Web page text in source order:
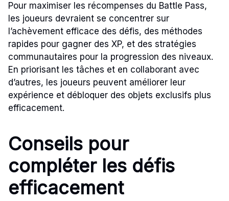
Pour maximiser les récompenses du Battle Pass,
les joueurs devraient se concentrer sur
l’achèvement efficace des défis, des méthodes
rapides pour gagner des XP, et des stratégies
communautaires pour la progression des niveaux.
En priorisant les tâches et en collaborant avec
d’autres, les joueurs peuvent améliorer leur
expérience et débloquer des objets exclusifs plus
efficacement.
Conseils pour
compléter les défis
efficacement